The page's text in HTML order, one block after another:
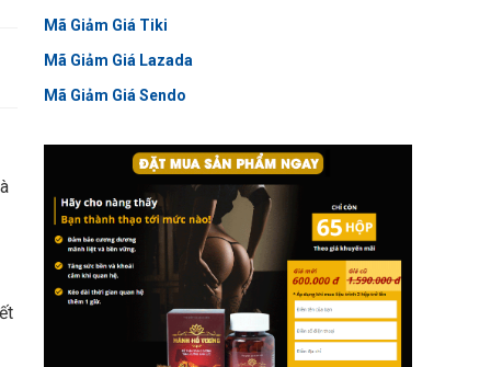
Mã Giảm Giá Tiki
Mã Giảm Giá Lazada
Mã Giảm Giá Sendo